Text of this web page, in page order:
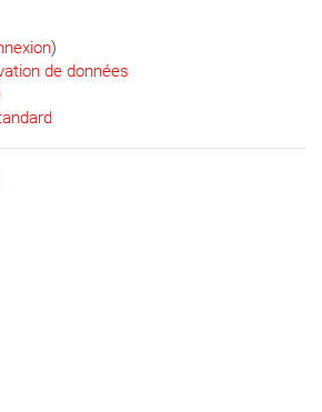
)
de données